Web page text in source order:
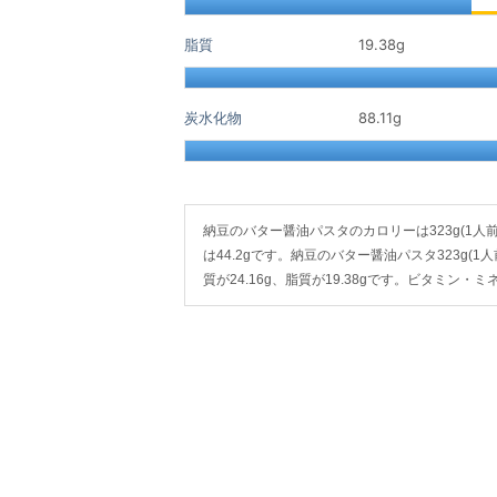
脂質 19.38g
炭水化物 88.11g
納豆のバター醤油パスタのカロリーは323g(1人
は44.2gです。納豆のバター醤油パスタ323g(1
質が24.16g、脂質が19.38gです。ビタミン・ミ